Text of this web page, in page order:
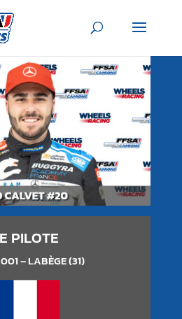
PILOTE
– LABÈGE (31)